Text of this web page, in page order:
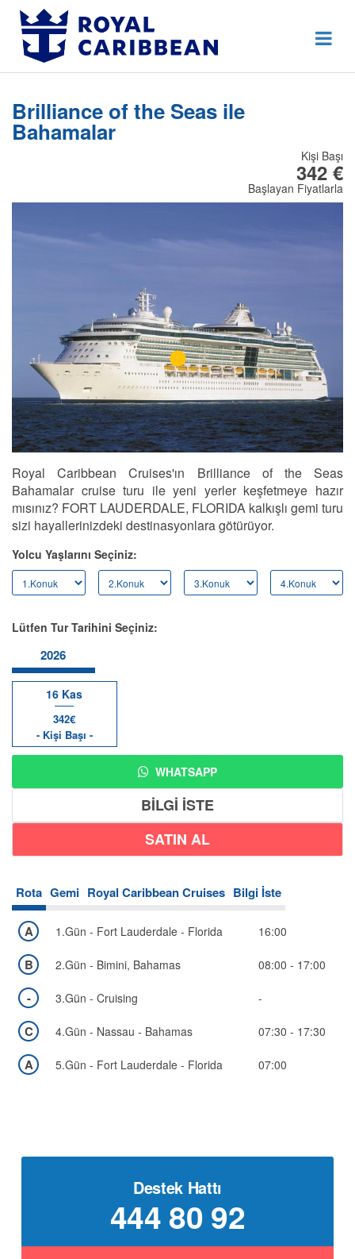
Anasayfa
Hakkımızda
Giriş Yap
Destek Hattı 444 80 92
Brilliance of the Seas ile
Bahamalar
Kişi Başı
342 €
Başlayan Fiyatlarla
Royal Caribbean Cruises'ın Brilliance of the Seas
Bahamalar cruise turu ile yeni yerler keşfetmeye hazır
mısınız? FORT LAUDERDALE, FLORIDA kalkışlı gemi turu
sizi hayallerinizdeki destinasyonlara götürüyor.
Yolcu Yaşlarını Seçiniz:
Lütfen Tur Tarihini Seçiniz:
2026
16 Kas
342€
- Kişi Başı -
WHATSAPP
BİLGİ İSTE
Rota Gemi Royal Caribbean Cruises Bilgi İste
A 1.Gün - Fort Lauderdale - Florida 16:00
B 2.Gün - Bimini, Bahamas 08:00 - 17:00
- 3.Gün - Cruising -
C 4.Gün - Nassau - Bahamas 07:30 - 17:30
A 5.Gün - Fort Lauderdale - Florida 07:00
Destek Hattı
444 80 92